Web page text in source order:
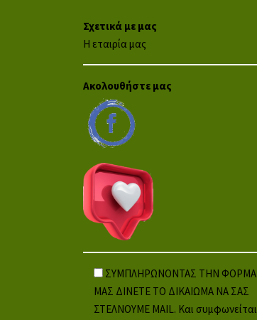
Σχετικά με μας
Η εταιρία μας
Ακολουθήστε μας
ΣΥΜΠΛΗΡΩΝΟΝΤΑΣ ΤΗΝ ΦΟΡΜΑ
ΜΑΣ ΔΙΝΕΤΕ ΤΟ ΔΙΚΑΙΩΜΑ ΝΑ ΣΑΣ
ΣΤΕΛΝΟΥΜΕ MAIL. Και συμφωνείται